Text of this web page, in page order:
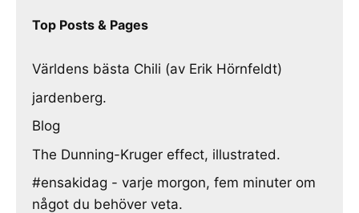
Top Posts & Pages
Världens bästa Chili (av Erik Hörnfeldt)
jardenberg.
Blog
The Dunning-Kruger effect, illustrated.
#ensakidag - varje morgon, fem minuter om
något du behöver veta.